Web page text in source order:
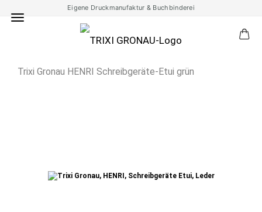
Eigene Druckmanufaktur & Buchbinderei
Trixi Gronau HENRI Schreibgeräte-Etui grün